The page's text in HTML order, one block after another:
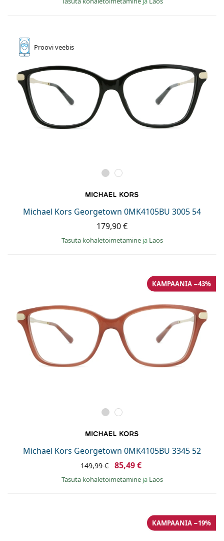
Prooviveebis
Michael Kors Georgetown 0MK4105BU 3005 54
179,90 €
Tasuta kohaletoimetamine ja Laos
Michael Kors Georgetown 0MK4105BU 3345 52
KAMPAANIA −43%
149,99 € 85,49 €
Tasuta kohaletoimetamine ja Laos
KAMPAANIA −19%